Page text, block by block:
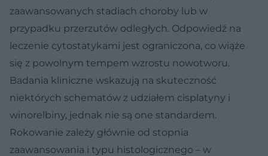
zaawansowanych stadiach choroby lub w
przypadku przerzutów odległych. Odpowiedź na
leczenie cytostatykami jest ograniczona, co wiąże
się z powolnym tempem wzrostu nowotworu.
Badania kliniczne wskazują na skuteczność
niektórych schematów z udziałem cisplatyny i
winorelbiny, jednak nie są one standardem.
Rokowanie zależy głównie od stopnia
zaawansowania i typu histologicznego – w